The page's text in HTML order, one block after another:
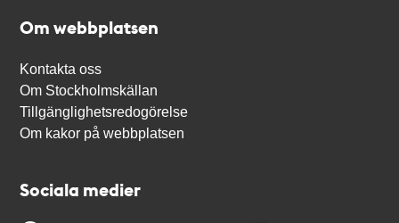
Om webbplatsen
Kontakta oss
Om Stockholmskällan
Tillgänglighetsredogörelse
Om kakor på webbplatsen
Sociala medier